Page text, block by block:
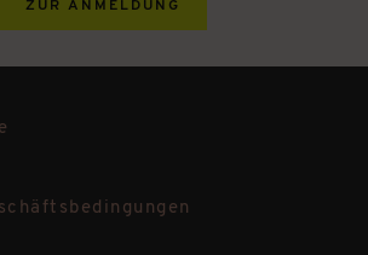
ZUR ANMELDUNG